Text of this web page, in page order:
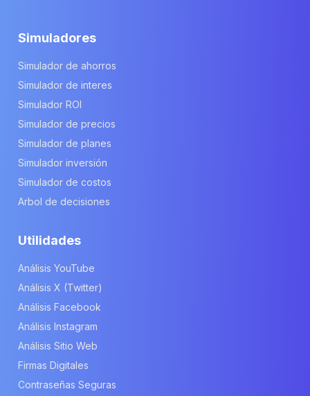
Simuladores
Simulador de ahorros
Simulador de interes
Simulador ROI
Simulador de precios
Simulador de planes
Simulador inversión
Simulador de costos
Arbol de decisiones
Utilidades
Análisis YouTube
Análisis X (Twitter)
Análisis Facebook
Análisis Instagram
Análisis Sitio Web
Firmas Digitales
Contraseñas Seguras